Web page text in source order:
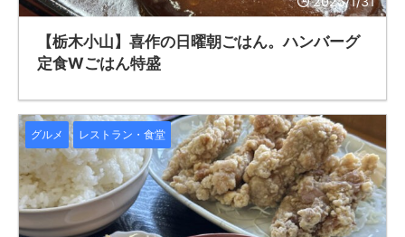
【栃木小山】喜作の日曜朝ごはん。ハンバーグ
定食Wごはん特盛
グルメ レストラン・食堂